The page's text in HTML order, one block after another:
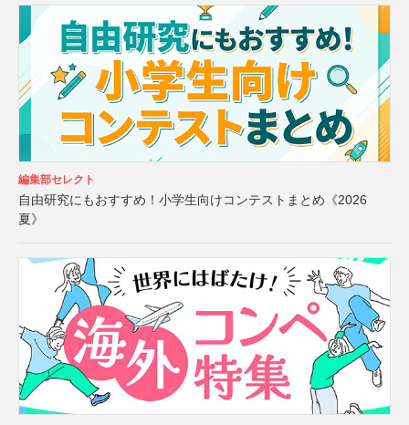
編集部セレクト
自由研究にもおすすめ！小学生向けコンテストまとめ《2026
夏》